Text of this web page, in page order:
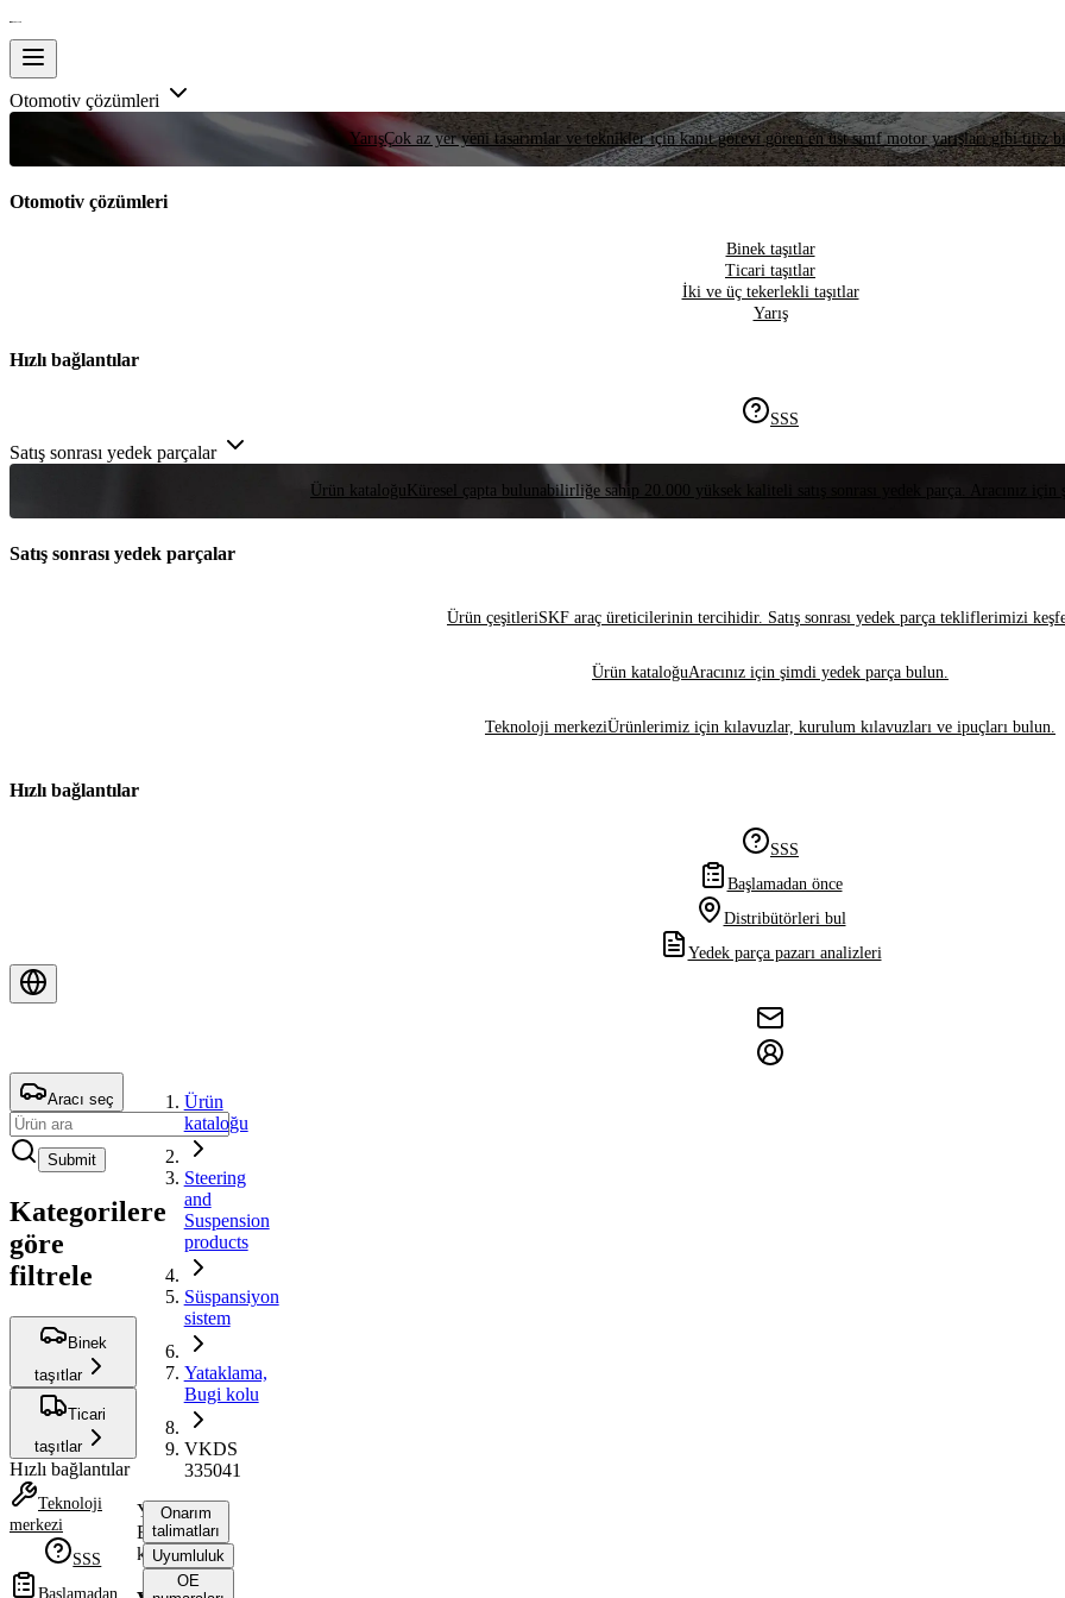
Otomotiv çözümleri
YarışÇok az yer yeni tasarımlar ve teknikler için kanıt görevi gören en üst sınıf motor yarışları gibi titiz
Otomotiv çözümleri
Binek taşıtlar
Ticari taşıtlar
İki ve üç tekerlekli taşıtlar
Yarış
Hızlı bağlantılar
SSS
Satış sonrası yedek parçalar
Ürün kataloğu Küresel çapta bulunabilirliğe sahip 20.000 yüksek kaliteli satış sonrası yedek parça. Aracınız
Satış sonrası yedek parçalar
Ürün çeşitleriSKF araç üreticilerinin tercihidir. Satış sonrası yedek parça tekliflerimizi
Ürün kataloğuAracınız için şimdi yedek parça bulun.
Teknoloji merkeziÜrünlerimiz için kılavuzlar, kurulum kılavuzları ve ipuçları bulun.
Hızlı bağlantılar
SSS
Başlamadan önce
Distribütörleri bul
Yedek parça pazarı analizleri
Aracı seç
Submit
Kategorilere
göre
filtrele
Binek
taşıtlar
Ticari
taşıtlar
Hızlı bağlantılar
Teknoloji
merkezi
SSS
Başlamadan
Ürün
kataloğu
Steering
and
Suspension
products
Süspansiyon
sistem
Yataklama,
Bugi kolu
VKDS
335041
Yataklama,
Bugi
kolu
Onarım
talimatları
Uyumluluk
OE